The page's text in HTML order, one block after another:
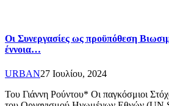
Οι Συνεργασίες ως προϋπόθεση
έννοια…
URBAN27 Ιουλίου, 2024
Του Γιάννη Ρούντου* Οι παγκόσμιοι